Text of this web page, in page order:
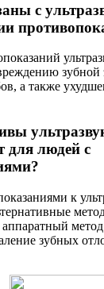
с
а также
для людей с
к
аппаратный
зубных